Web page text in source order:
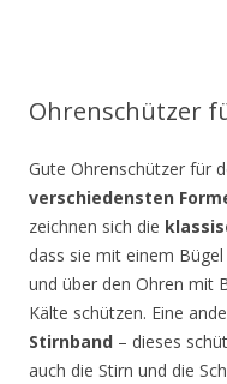
Ohrenschützer
Gute Ohrenschützer für
verschiedensten
zeichnen sich die
dass sie mit einem
und über den Ohren mit
Kälte schützen. Eine
Stirnband – dieses
auch die Stirn und die